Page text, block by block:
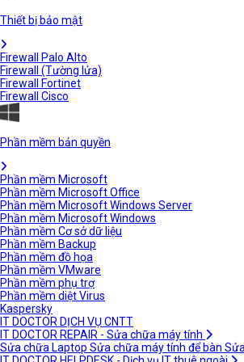
Thiết bị bảo mật
Firewall Palo Alto
Firewall (Tường lửa)
Firewall Fortinet
Firewall Cisco
Phần mềm bản quyền
Phần mềm Microsoft
Phần mềm Microsoft Office
Phần mềm Microsoft Windows Server
Phần mềm Microsoft Windows
Phần mềm Cơ sở dữ liệu
Phần mềm Backup
Phần mềm đồ họa
Phần mềm VMware
Phần mềm phụ trợ
Phần mềm diệt Virus
Kaspersky
IT DOCTOR DỊCH VỤ CNTT
IT DOCTOR REPAIR - Sửa chữa máy tính
Sửa chữa Laptop Sửa chữa máy tính để bàn